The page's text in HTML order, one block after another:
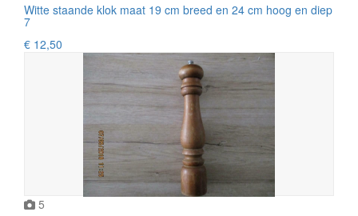
Witte staande klok maat 19 cm breed en 24 cm hoog en diep
7
€ 12,50
5